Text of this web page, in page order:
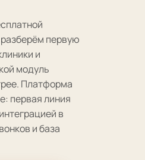
первую
и
модуль
Платформа
первая линия
в
и база